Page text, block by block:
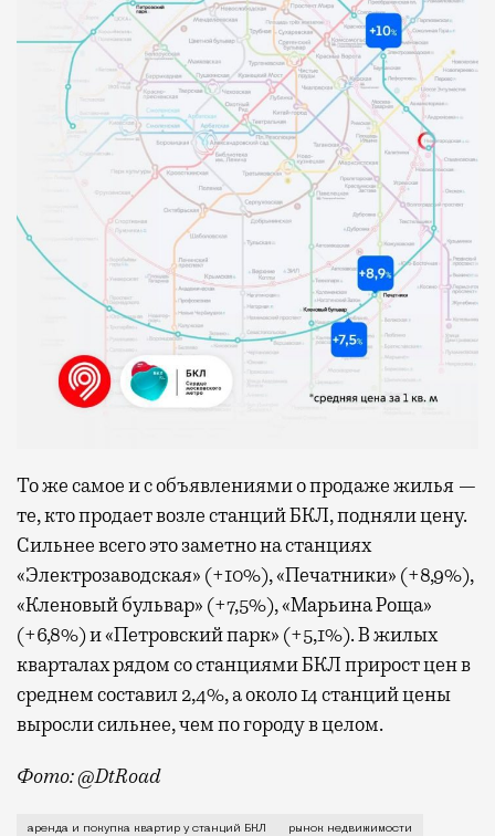
То же самое и с объявлениями о продаже жилья —
те, кто продает возле станций БКЛ, подняли цену.
Сильнее всего это заметно на станциях
«Электрозаводская» (+10%), «Печатники» (+8,9%),
«Кленовый бульвар» (+7,5%), «Марьина Роща»
(+6,8%) и «Петровский парк» (+5,1%). В жилых
кварталах рядом со станциями БКЛ прирост цен в
среднем составил 2,4%, а около 14 станций цены
выросли сильнее, чем по городу в целом.
Фото: @DtRoad
Аналитики сервиса ЦИАН оценили, как похорошел
аренда и покупка квартир у станций БКЛ рынок недвижимости